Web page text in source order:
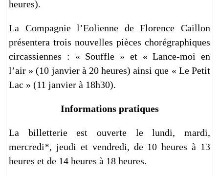
heures).
La Compagnie l’Eolienne de Florence Caillon
présentera trois nouvelles pièces chorégraphiques
circassiennes : « Souffle » et « Lance-moi en
l’air » (10 janvier à 20 heures) ainsi que « Le Petit
Lac » (11 janvier à 18h30).
Informations pratiques
La billetterie est ouverte le lundi, mardi,
mercredi*, jeudi et vendredi, de 10 heures à 13
heures et de 14 heures à 18 heures.